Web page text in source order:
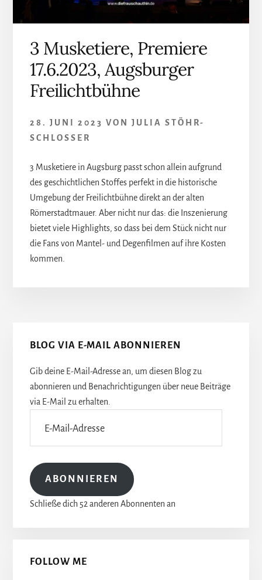
3 Musketiere, Premiere
17.6.2023, Augsburger
Freilichtbühne
28. JUNI 2023 VON JULIA STÖHR-
SCHLOSSER
3 Musketiere in Augsburg passt schon allein aufgrund
des geschichtlichen Stoffes perfekt in die historische
Umgebung der Freilichtbühne direkt an der alten
Römerstadtmauer. Aber nicht nur das: die Inszenierung
bietet viele Highlights, so dass bei dem Stück nicht nur
die Fans von Mantel- und Degenfilmen auf ihre Kosten
kommen.
Seitenspalte
BLOG VIA E-MAIL ABONNIEREN
Gib deine E-Mail-Adresse an, um diesen Blog zu
abonnieren und Benachrichtigungen über neue Beiträge
via E-Mail zu erhalten.
Mail-
Adresse
ABONNIEREN
Schließe dich 52 anderen Abonnenten an
FOLLOW ME